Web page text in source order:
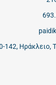
142, Ηράκλειο,